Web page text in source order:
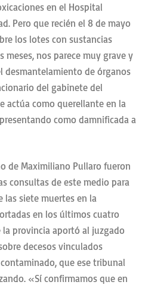
en el Hospital
Pero que recién el 8 de mayo
los lotes con sustancias
meses, nos parece muy grave y
desmantelamiento de órganos
del gabinete del
actúa como querellante en la
como damnificada a
de Maximiliano Pullaro fueron
consultas de este medio para
las siete muertes en la
en los últimos cuatro
la provincia aportó al juzgado
decesos vinculados
que ese tribunal
«Sí confirmamos que en